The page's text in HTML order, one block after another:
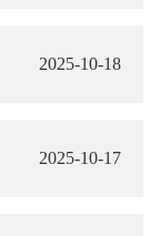
2025-10-18
2025-10-17